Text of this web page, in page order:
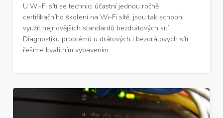
U Wi-Fi sítí se technici účastní jednou ročně
certifikačního školení na Wi-Fi sítě, jsou tak schopni
využít nejnovějších standardů bezdrátových sítí.
Diagnostiku problémů u drátových i bezdrátových sítí
řešíme kvalitním vybavením.
LAN sítě